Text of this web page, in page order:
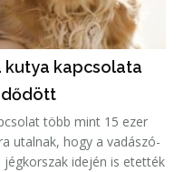
kutya kapcsolata
több mint 15 ezer
utalnak, hogy a vadászó-
idején is etették